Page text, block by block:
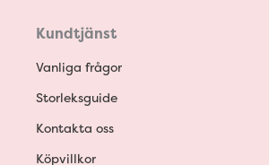
Kundtjänst
Vanliga frågor
Storleksguide
Kontakta oss
Köpvillkor